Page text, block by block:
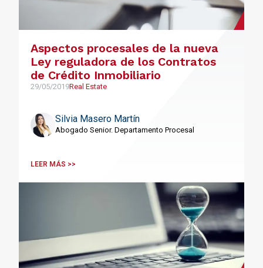
Aspectos procesales de la nueva
Ley reguladora de los Contratos
de Crédito Inmobiliario
29/05/2019Real Estate
Silvia Masero Martín
Abogado Senior. Departamento Procesal
LEER MÁS >>